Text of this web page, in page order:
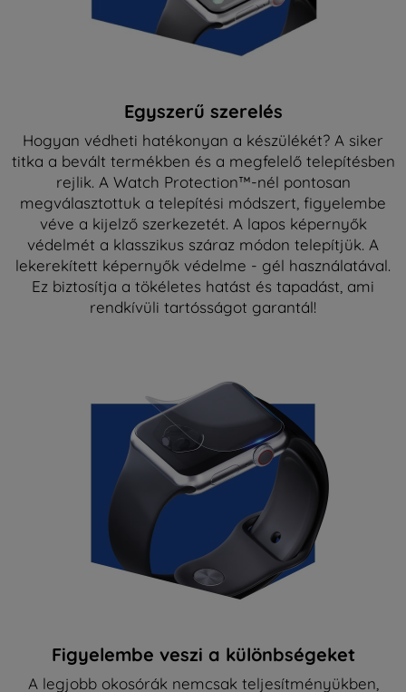
Egyszerű szerelés
Hogyan védheti hatékonyan a készülékét? A siker
titka a bevált termékben és a megfelelő telepítésben
rejlik. A Watch Protection™-nél pontosan
megválasztottuk a telepítési módszert, figyelembe
véve a kijelző szerkezetét. A lapos képernyők
védelmét a klasszikus száraz módon telepítjük. A
lekerekített képernyők védelme - gél használatával.
Ez biztosítja a tökéletes hatást és tapadást, ami
rendkívüli tartósságot garantál!
Figyelembe veszi a különbségeket
A legjobb okosórák nemcsak teljesítményükben,